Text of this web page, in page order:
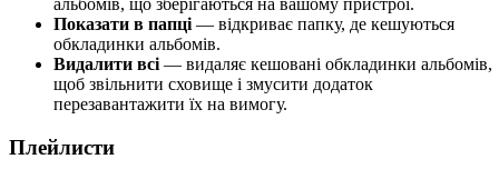
альбомів, що зберігаються на вашому пристрої.
Показати в папці— відкриває папку, де кешуються
обкладинки альбомів.
Видалити всі— видаляє кешовані обкладинки альбомів,
щоб звільнити сховище і змусити додаток
перезавантажити їх на вимогу.
Плейлисти